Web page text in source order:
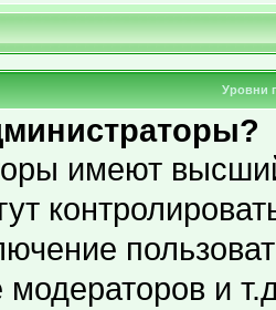
Уровни
имеют
модераторов и